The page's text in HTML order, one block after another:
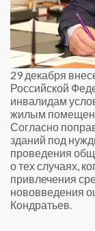
29 декабря
Российской
инвалидам
жилым
Согласно
зданий под
проведения
о тех случаях,
привлечения
нововведения
Кондратьев.